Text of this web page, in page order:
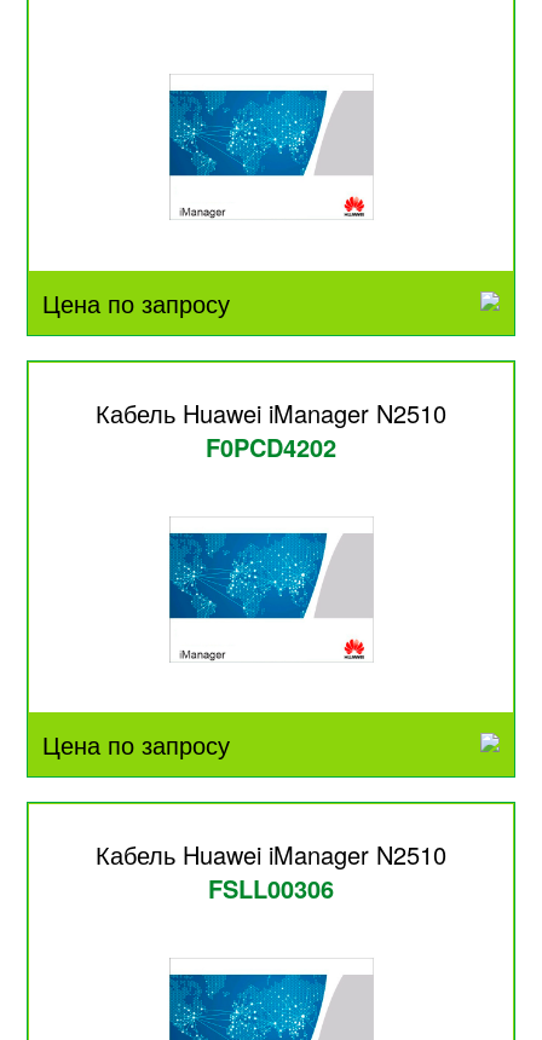
Цена по запросу
Кабель Huawei iManager N2510
F0PCD4202
Цена по запросу
Кабель Huawei iManager N2510
FSLL00306